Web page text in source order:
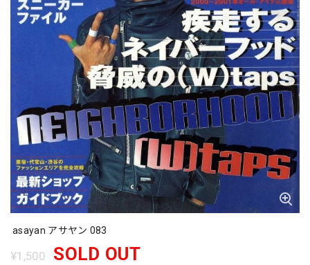
asayan アサヤン 083
¥1,500 SOLD OUT